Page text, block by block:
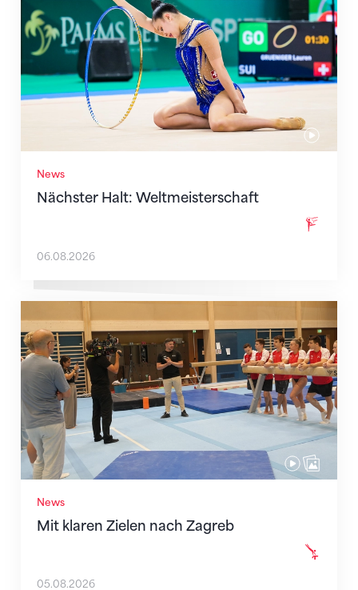
News
Nächster Halt: Weltmeisterschaft
06.08.2026
News
Mit klaren Zielen nach Zagreb
Mit klaren Zielen nach Zagreb
05.08.2026